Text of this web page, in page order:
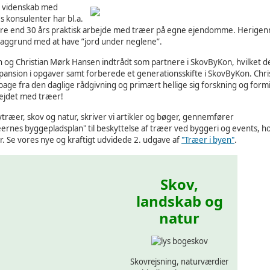
med
konsulenter har bl.a.
end 30 års praktisk arbejde med træer på egne ejendomme.
med at have ”jord under neglene”.
Christian Mørk Hansen indtrådt som partnere i SkovByKon, hvilket
i opgaver samt forberede et generationsskifte i SkovByKon.
fra den daglige rådgivning og primært hellige sig forskning og
med træer!
skov og natur, skriver vi artikler og bøger, gennemfører
byggepladsplan" til beskyttelse af træer ved byggeri og events,
Se vores nye og kraftigt udvidede 2. udgave af"Træer i byen".
Skov,
landskab og
natur
Skovrejsning, naturværdier